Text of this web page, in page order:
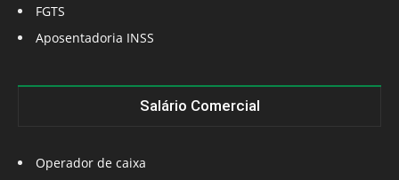
FGTS
Aposentadoria INSS
Salário Comercial
Operador de caixa